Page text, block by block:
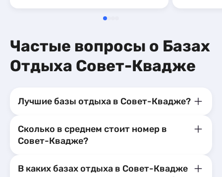
Частые вопросы о Базах
Отдыха Совет-Квадже
Лучшие базы отдыха в Совет-Квадже?
Сколько в среднем стоит номер в
Совет-Квадже?
В каких базах отдыха в Совет-Квадже